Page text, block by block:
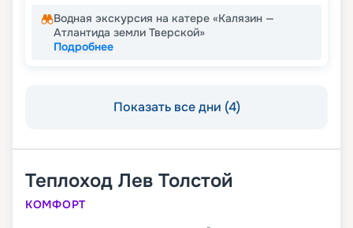
Водная экскурсия на катере «Калязин —
Атлантида земли Тверской»
Подробнее
Показать все дни (4)
Теплоход Лев Толстой
КОМФОРТ